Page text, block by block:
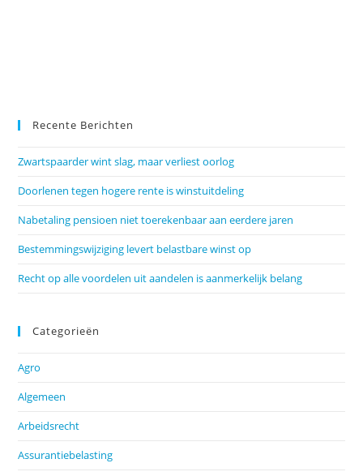
Recente Berichten
Zwartspaarder wint slag, maar verliest oorlog
Doorlenen tegen hogere rente is winstuitdeling
Nabetaling pensioen niet toerekenbaar aan eerdere jaren
Bestemmingswijziging levert belastbare winst op
Recht op alle voordelen uit aandelen is aanmerkelijk belang
Categorieën
Agro
Algemeen
Arbeidsrecht
Assurantiebelasting